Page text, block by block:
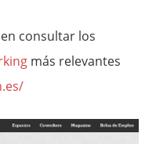
consultar los
más relevantes